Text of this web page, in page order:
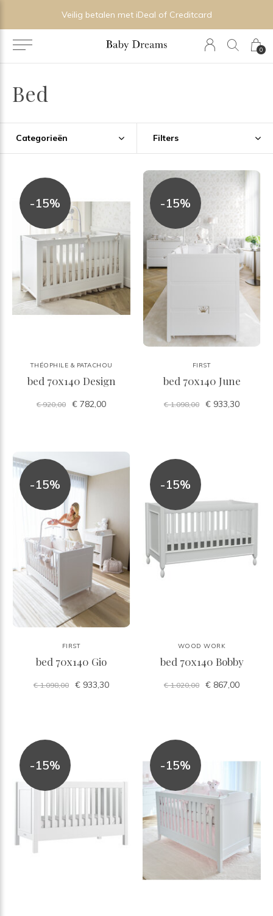
0
Veilig betalen met iDeal of Creditcard
Bed
Categorieën Filters
-15%
THÉOPHILE & PATACHOU
bed 70x140 Design
€ 920,00 € 782,00
-15%
FIRST
bed 70x140 June
€ 1.098,00 € 933,30
-15%
FIRST
bed 70x140 Gio
€ 1.098,00 € 933,30
-15%
WOOD WORK
bed 70x140 Bobby
€ 1.020,00 € 867,00
-15% -15%